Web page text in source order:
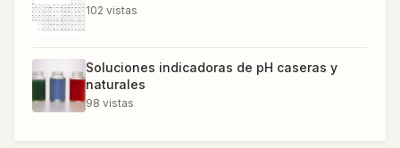
102 vistas
Soluciones indicadoras de pH caseras y
naturales
98 vistas